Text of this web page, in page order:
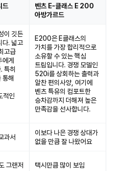
드
벤츠 E-클래스 E 200
아방가르드
이 깃든
다. 넓고
고급
게
특히
해
적인
E200은 E클래스의
가치를 가장 합리적으로
소유할 수 있는 핵심
트림입니다. 경쟁 모델인
520i를 상회하는 출력과
알찬 편의사양, 여기에
벤츠 특유의 컴포트한
승차감까지 더해져 높은
만족감을 선사합니다.
과서
이보다 나은 경쟁 상대가
없을 만큼 잘 나왔어요
그랜저 택시만큼 많이 보임